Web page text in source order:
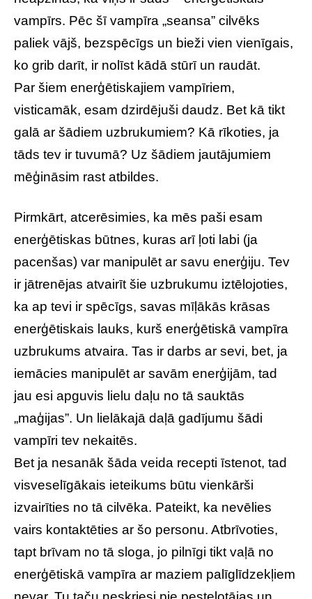
vampīrs. Pēc šī vampīra „seansa” cilvēks
paliek vājš, bezspēcīgs un bieži vien vienīgais,
ko grib darīt, ir nolīst kādā stūrī un raudāt.
Par šiem enerģētiskajiem vampīriem,
visticamāk, esam dzirdējuši daudz. Bet kā tikt
galā ar šādiem uzbrukumiem? Kā rīkoties, ja
tāds tev ir tuvumā? Uz šādiem jautājumiem
mēģināsim rast atbildes.
Pirmkārt, atcerēsimies, ka mēs paši esam
enerģētiskas būtnes, kuras arī ļoti labi (ja
pacenšas) var manipulēt ar savu enerģiju. Tev
ir jātrenējas atvairīt šie uzbrukumu iztēlojoties,
ka ap tevi ir spēcīgs, savas mīļākās krāsas
enerģētiskais lauks, kurš enerģētiskā vampīra
uzbrukums atvaira. Tas ir darbs ar sevi, bet, ja
iemācies manipulēt ar savām enerģijām, tad
jau esi apguvis lielu daļu no tā sauktās
„maģijas”. Un lielākajā daļā gadījumu šādi
vampīri tev nekaitēs.
Bet ja nesanāk šāda veida recepti īstenot, tad
visveselīgākais ieteikums būtu vienkārši
izvairīties no tā cilvēka. Pateikt, ka nevēlies
vairs kontaktēties ar šo personu. Atbrīvoties,
tapt brīvam no tā sloga, jo pilnīgi tikt vaļā no
enerģētiskā vampīra ar maziem palīglīdzekļiem